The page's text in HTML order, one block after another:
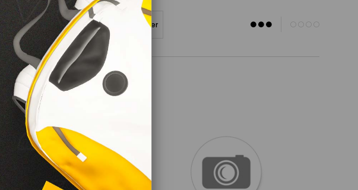
Ürün Adına Göre (Z<A) Stoktakiler